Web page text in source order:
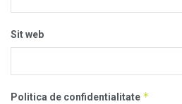
Sit web
Politica de confidentialitate *